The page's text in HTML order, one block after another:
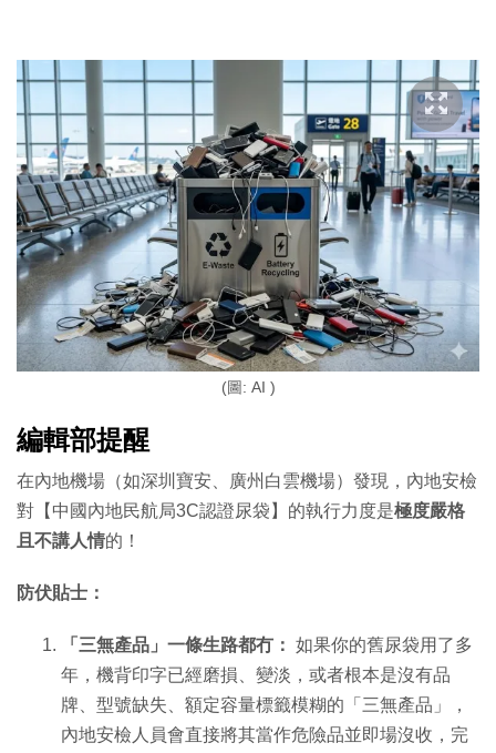
(圖: AI )
編輯部提醒
在內地機場（如深圳寶安、廣州白雲機場）發現，內地安檢
對【中國內地民航局3C認證尿袋】的執行力度是極度嚴格
且不講人情的！
防伏貼士：
「三無產品」一條生路都冇： 如果你的舊尿袋用了多
年，機背印字已經磨損、變淡，或者根本是沒有品
牌、型號缺失、額定容量標籤模糊的「三無產品」，
內地安檢人員會直接將其當作危險品並即場沒收，完